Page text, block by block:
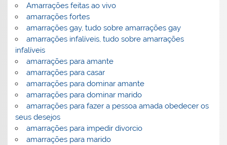
Amarrações feitas ao vivo
amarrações fortes
amarrações gay, tudo sobre amarrações gay
amarrações infalíveis, tudo sobre amarrações
infalíveis
amarrações para amante
amarrações para casar
amarrações para dominar amante
amarrações para dominar marido
amarrações para fazer a pessoa amada obedecer os
seus desejos
amarrações para impedir divorcio
amarrações para marido